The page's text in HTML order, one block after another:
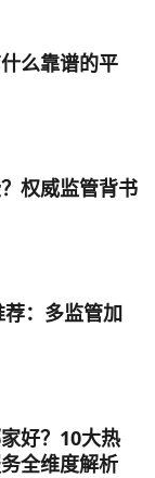
么靠谱的平
权威监管背书
：多监管加
好？10大热
全维度解析